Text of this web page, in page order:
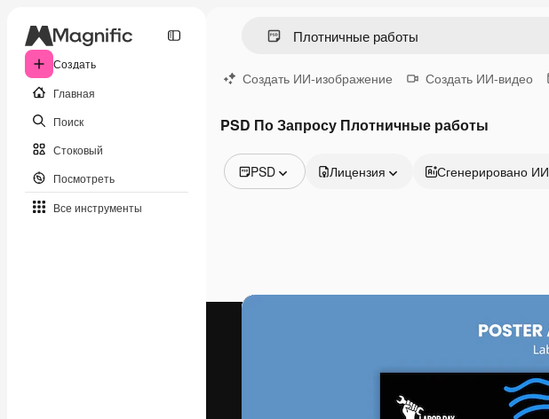
Создать
Главная
Поиск
Стоковый
Посмотреть
Все инструменты
Создать ИИ-изображение Создать ИИ-видео
PSD По Запросу Плотничные работы
PSD
Видео
Лицензия Сгенерировано ИИ
Креативная платформа для создания